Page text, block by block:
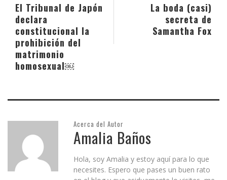
La boda (casi)
secreta de
Samantha Fox
El Tribunal de Japón
declara
constitucional la
prohibición del
matrimonio
homosexual￼
Acerca del Autor
Amalia Baños
Hola, soy Amalia y estoy aquí para lo que
necesites. Espero que pases un buen rato